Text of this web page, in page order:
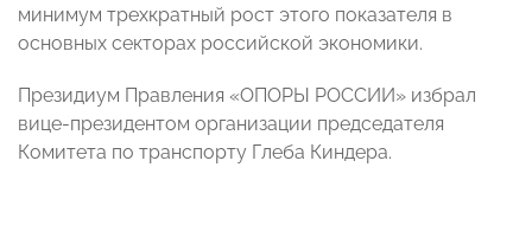
минимум трехкратный рост этого показателя в
основных секторах российской экономики.
Президиум Правления «ОПОРЫ РОССИИ» избрал
вице-президентом организации председателя
Комитета по транспорту Глеба Киндера.